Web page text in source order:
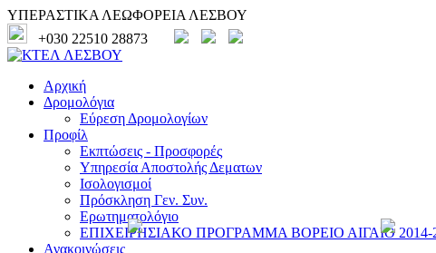
ΥΠΕΡΑΣΤΙΚΑ ΛΕΩΦΟΡΕΙΑ ΛΕΣΒΟΥ
+030 22510 28873
Αρχική
Δρομολόγια
Εύρεση Δρομολογίων
Προφίλ
Εκπτώσεις - Προσφορές
Υπηρεσία Αποστολής Δεματων
Ισολογισμοί
Πρόσκληση Γεν. Συν.
Ερωτηματολόγιο
ΕΠΙΧΕΙΡΗΣΙΑΚΟ ΠΡΟΓΡΑΜΜΑ ΒΟΡΕΙΟ ΑΙΓΑΙΟ 2014-
Ανακοινώσεις